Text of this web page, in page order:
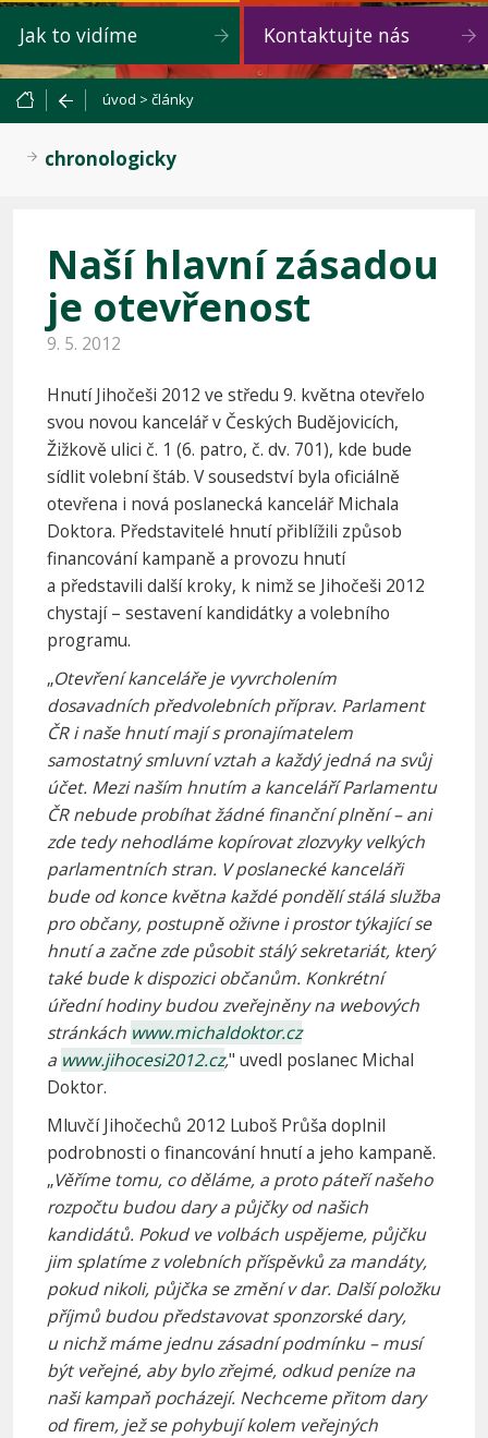
Jak to vidíme Kontaktujte nás
úvod > články
chronologicky
Naší hlavní zásadou
je otevřenost
9. 5. 2012
Hnutí Jihočeši 2012 ve středu 9. května otevřelo
svou novou kancelář v Českých Budějovicích,
Žižkově ulici č. 1 (6. patro, č. dv. 701), kde bude
sídlit volební štáb. V sousedství byla oficiálně
otevřena i nová poslanecká kancelář Michala
Doktora. Představitelé hnutí přiblížili způsob
financování kampaně a provozu hnutí
a představili další kroky, k nimž se Jihočeši 2012
chystají – sestavení kandidátky a volebního
programu.
„Otevření kanceláře je vyvrcholením
dosavadních předvolebních příprav. Parlament
ČR i naše hnutí mají s pronajímatelem
samostatný smluvní vztah a každý jedná na svůj
účet. Mezi naším hnutím a kanceláří Parlamentu
ČR nebude probíhat žádné finanční plnění – ani
zde tedy nehodláme kopírovat zlozvyky velkých
parlamentních stran. V poslanecké kanceláři
bude od konce května každé pondělí stálá služba
pro občany, postupně oživne i prostor týkající se
hnutí a začne zde působit stálý sekretariát, který
také bude k dispozici občanům. Konkrétní
úřední hodiny budou zveřejněny na webových
stránkách www.michaldoktor.cz
a www.jihocesi2012.cz," uvedl poslanec Michal
Doktor.
Mluvčí Jihočechů 2012 Luboš Průša doplnil
podrobnosti o financování hnutí a jeho kampaně.
„Věříme tomu, co děláme, a proto páteří našeho
rozpočtu budou dary a půjčky od našich
kandidátů. Pokud ve volbách uspějeme, půjčku
jim splatíme z volebních příspěvků za mandáty,
pokud nikoli, půjčka se změní v dar. Další položku
příjmů budou představovat sponzorské dary,
u nichž máme jednu zásadní podmínku – musí
být veřejné, aby bylo zřejmé, odkud peníze na
naši kampaň pocházejí. Nechceme přitom dary
od firem, jež se pohybují kolem veřejných